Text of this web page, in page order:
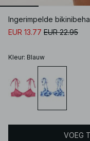
Ingerimpelde
EUR 13.77 EUR 22.95
Kleur: Blauw
VOEG